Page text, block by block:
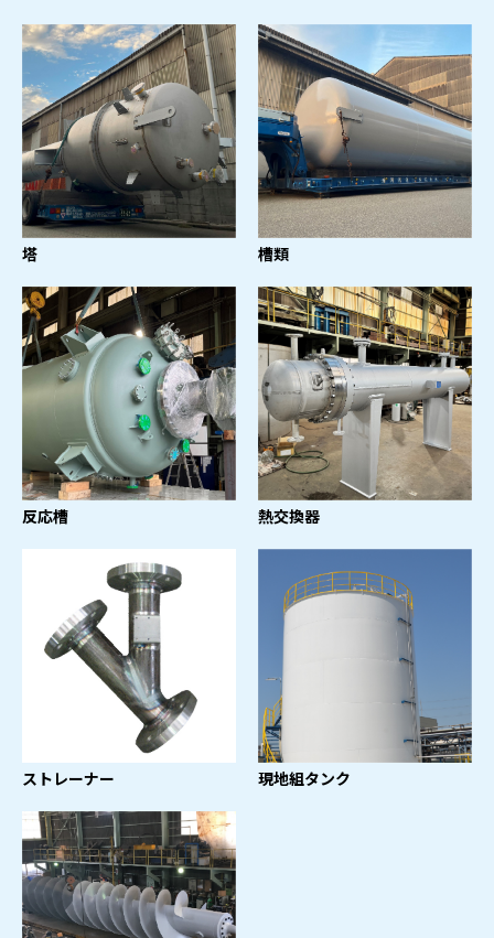
塔 槽類
反応槽 熱交換器
ストレーナー 現地組タンク